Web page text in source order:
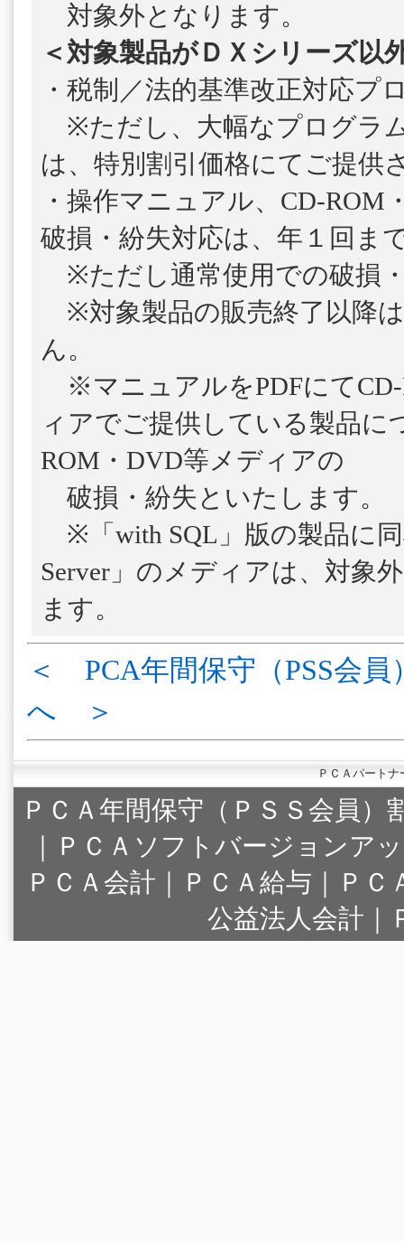
対象外となります。
＜対象製品がＤＸシリーズ以
・税制／法的基準改正対応プ
※ただし、大幅なプログラ
は、特別割引価格にてご提供
・操作マニュアル、CD-ROM
破損・紛失対応は、年１回ま
※ただし通常使用での破損
※対象製品の販売終了以降
ん。
※マニュアルをPDFにてCD-
ィアでご提供している製品に
ROM・DVD等メディアの
破損・紛失といたします。
※「with SQL」版の製品に
Server」のメディアは、対象
ます。
＜ PCA年間保守（PSS会員
へ ＞
ＰＣＡパート
ＰＣＡ年間保守（ＰＳＳ会員）
｜
ＰＣＡソフトバージョンア
ＰＣＡ会計｜ＰＣＡ給与｜Ｐ
公益法人会計｜